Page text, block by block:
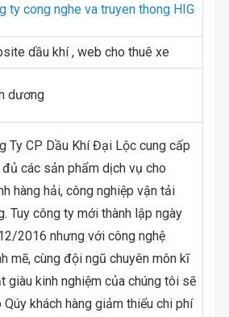
ty cong nghe va truyen thong HIG
dầu khí , web cho thuê xe
dương
Ty CP Dầu Khí Đại Lộc cung cấp
các sản phẩm dịch vụ cho
hàng hải, công nghiệp vận tải
Tuy công ty mới thành lập ngày
2016 nhưng với công nghệ
mẽ, cùng đội ngũ chuyên môn kĩ
giàu kinh nghiệm của chúng tôi sẽ
Qúy khách hàng giảm thiểu chi phí